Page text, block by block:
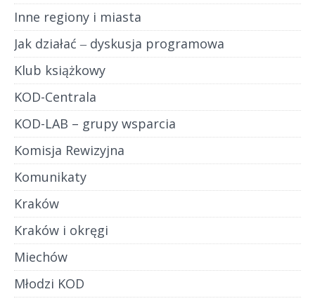
Inne regiony i miasta
Jak działać ‒ dyskusja programowa
Klub książkowy
KOD-Centrala
KOD-LAB – grupy wsparcia
Komisja Rewizyjna
Komunikaty
Kraków
Kraków i okręgi
Miechów
Młodzi KOD